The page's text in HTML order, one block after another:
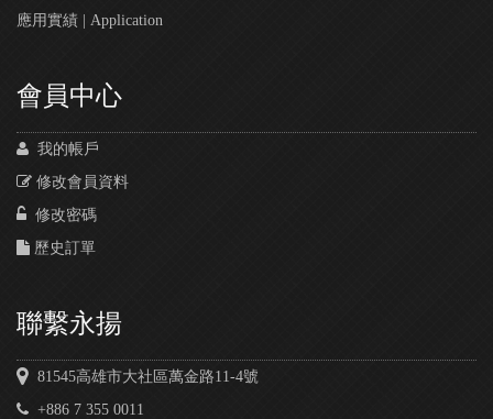
應用實績 | Application
會員中心
我的帳戶
修改會員資料
修改密碼
歷史訂單
聯繫永揚
81545高雄市大社區萬金路11-4號
+886 7 355 0011